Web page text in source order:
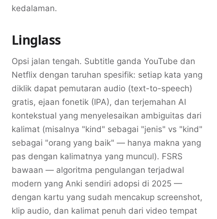
kedalaman.
Linglass
Opsi jalan tengah. Subtitle ganda YouTube dan
Netflix dengan taruhan spesifik: setiap kata yang
diklik dapat pemutaran audio (text-to-speech)
gratis, ejaan fonetik (IPA), dan terjemahan AI
kontekstual yang menyelesaikan ambiguitas dari
kalimat (misalnya "kind" sebagai "jenis" vs "kind"
sebagai "orang yang baik" — hanya makna yang
pas dengan kalimatnya yang muncul). FSRS
bawaan — algoritma pengulangan terjadwal
modern yang Anki sendiri adopsi di 2025 —
dengan kartu yang sudah mencakup screenshot,
klip audio, dan kalimat penuh dari video tempat